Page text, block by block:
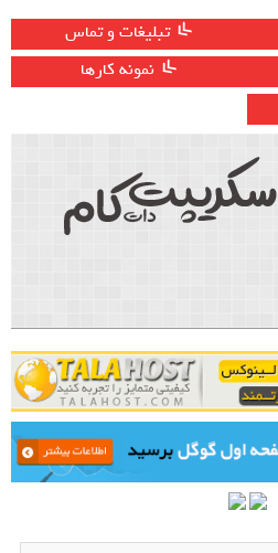
تبلیغات و تماس
نمونه کارها